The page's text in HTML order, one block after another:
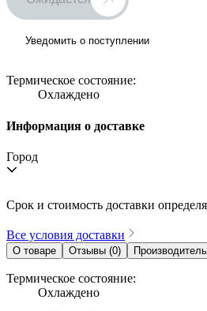
Уведомить о поступлении
Термическое состояние:
Охлаждено
Информация о доставке
Город
Срок и стоимость доставки
Все условия доставки
О товаре Отзывы (0) Производитель
Термическое состояние:
Охлаждено